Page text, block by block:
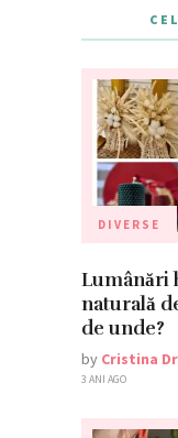
DIVERSE
Lumânări
naturală
de unde?
by Cristina
3 ANI AGO